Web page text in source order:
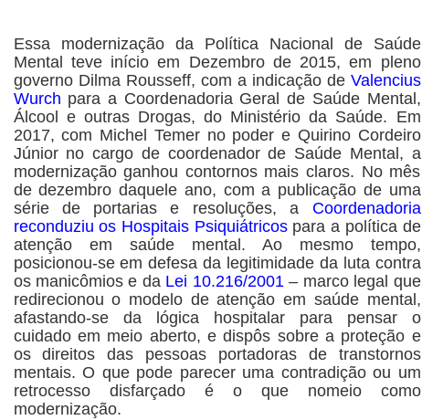
Essa modernização da Política Nacional de Saúde
Mental teve início em Dezembro de 2015, em pleno
governo Dilma Rousseff, com a indicação de Valencius
Wurch para a Coordenadoria Geral de Saúde Mental,
Álcool e outras Drogas, do Ministério da Saúde. Em
2017, com Michel Temer no poder e Quirino Cordeiro
Júnior no cargo de coordenador de Saúde Mental, a
modernização ganhou contornos mais claros. No mês
de dezembro daquele ano, com a publicação de uma
série de portarias e resoluções, a Coordenadoria
reconduziu os Hospitais Psiquiátricos para a política de
atenção em saúde mental. Ao mesmo tempo,
posicionou-se em defesa da legitimidade da luta contra
os manicômios e da Lei 10.216/2001– marco legal que
redirecionou o modelo de atenção em saúde mental,
afastando-se da lógica hospitalar para pensar o
cuidado em meio aberto, e dispôs sobre a proteção e
os direitos das pessoas portadoras de transtornos
mentais. O que pode parecer uma contradição ou um
retrocesso disfarçado é o que nomeio como
modernização.